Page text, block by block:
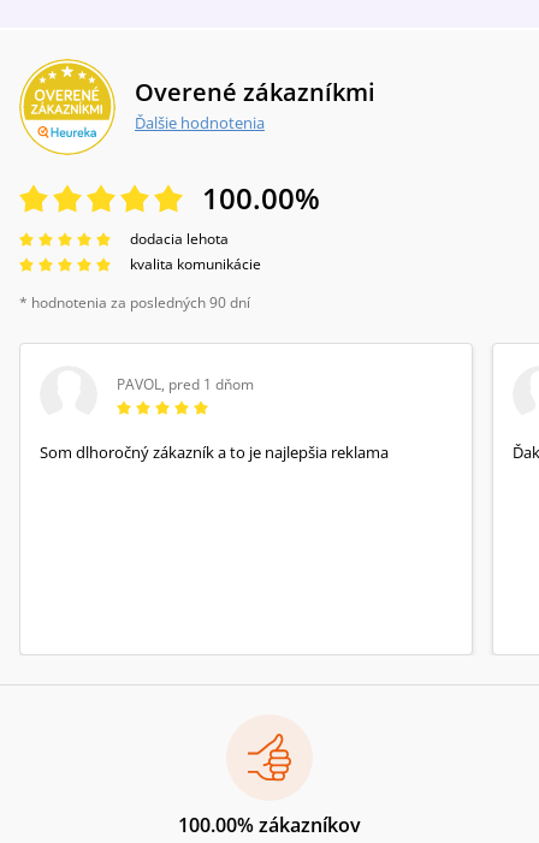
Overené zákazníkmi
Ďalšie hodnotenia
100.00%
dodacia lehota
kvalita komunikácie
* hodnotenia za posledných 90 dní
PAVOL, pred 1 dňom
Som dlhoročný zákazník a to je najlepšia reklama
100.00% zákazníkov